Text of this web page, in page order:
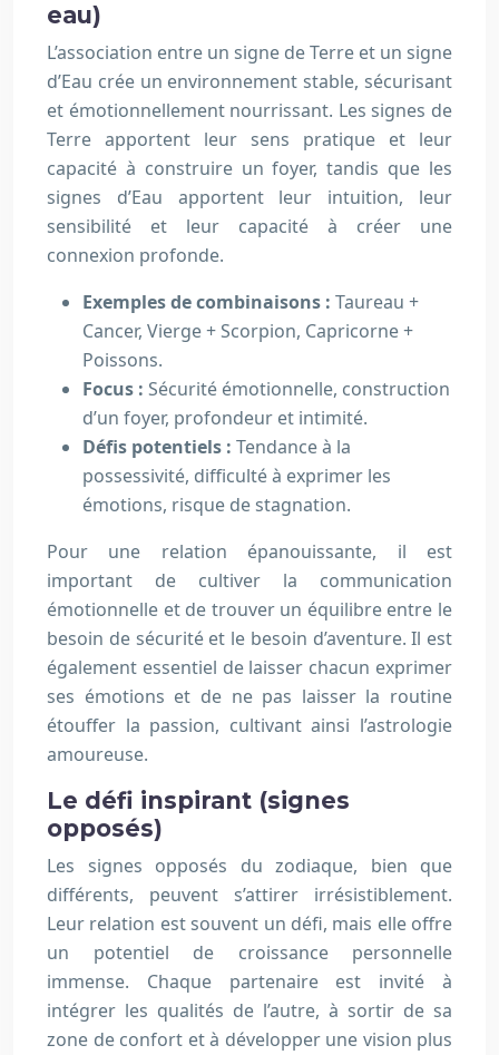
eau)
L’association entre un signe de Terre et un signe
d’Eau crée un environnement stable, sécurisant
et émotionnellement nourrissant. Les signes de
Terre apportent leur sens pratique et leur
capacité à construire un foyer, tandis que les
signes d’Eau apportent leur intuition, leur
sensibilité et leur capacité à créer une
connexion profonde.
Exemples de combinaisons : Taureau +
Cancer, Vierge + Scorpion, Capricorne +
Poissons.
Focus : Sécurité émotionnelle, construction
d’un foyer, profondeur et intimité.
Défis potentiels : Tendance à la
possessivité, difficulté à exprimer les
émotions, risque de stagnation.
Pour une relation épanouissante, il est
important de cultiver la communication
émotionnelle et de trouver un équilibre entre le
besoin de sécurité et le besoin d’aventure. Il est
également essentiel de laisser chacun exprimer
ses émotions et de ne pas laisser la routine
étouffer la passion, cultivant ainsi l’astrologie
amoureuse.
Le défi inspirant (signes
opposés)
Les signes opposés du zodiaque, bien que
différents, peuvent s’attirer irrésistiblement.
Leur relation est souvent un défi, mais elle offre
un potentiel de croissance personnelle
immense. Chaque partenaire est invité à
intégrer les qualités de l’autre, à sortir de sa
zone de confort et à développer une vision plus